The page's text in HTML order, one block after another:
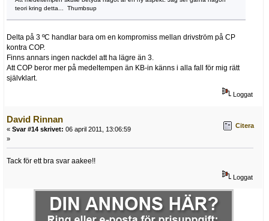
teori kring detta... Thumbsup
Delta på 3 ºC handlar bara om en kompromiss mellan drivström på CP
kontra COP.
Finns annars ingen nackdel att ha lägre än 3.
Att COP beror mer på medeltempen än KB-in känns i alla fall för mig rätt
självklart.
Loggat
David Rinnan
« Svar #14 skrivet: 06 april 2011, 13:06:59
»
Citera
Tack för ett bra svar aakee!!
Loggat